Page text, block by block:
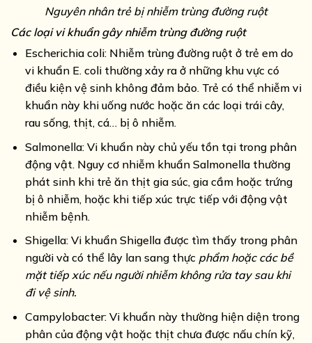
Nguyên nhân trẻ bị nhiễm trùng đường ruột
Các loại vi khuẩn gây nhiễm trùng đường ruột
Escherichia coli: Nhiễm trùng đường ruột ở trẻ em do
vi khuẩn E. coli thường xảy ra ở những khu vực có
điều kiện vệ sinh không đảm bảo. Trẻ có thể nhiễm vi
khuẩn này khi uống nước hoặc ăn các loại trái cây,
rau sống, thịt, cá… bị ô nhiễm.
Salmonella: Vi khuẩn này chủ yếu tồn tại trong phân
động vật. Nguy cơ nhiễm khuẩn Salmonella thường
phát sinh khi trẻ ăn thịt gia súc, gia cầm hoặc trứng
bị ô nhiễm, hoặc khi tiếp xúc trực tiếp với động vật
nhiễm bệnh.
Shigella: Vi khuẩn Shigella được tìm thấy trong phân
người và có thể lây lan sang thực phẩm hoặc các bề
mặt tiếp xúc nếu người nhiễm không rửa tay sau khi
đi vệ sinh.
Campylobacter: Vi khuẩn này thường hiện diện trong
phân của động vật hoặc thịt chưa được nấu chín kỹ,